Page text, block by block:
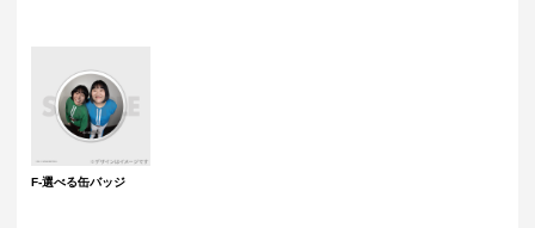
F-選べる缶バッジ